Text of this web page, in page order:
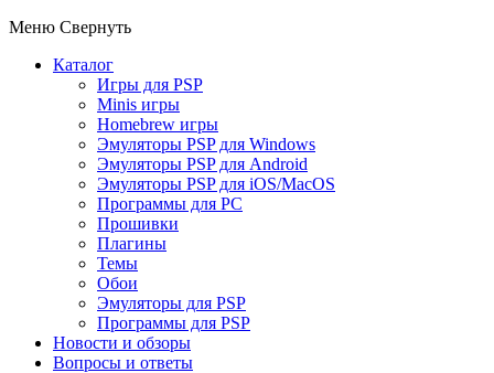
Меню Свернуть
Каталог
Игры для PSP
Minis игры
Homebrew игры
Эмуляторы PSP для Windows
Эмуляторы PSP для Android
Эмуляторы PSP для iOS/MacOS
Программы для PC
Прошивки
Плагины
Темы
Обои
Эмуляторы для PSP
Программы для PSP
Новости и обзоры
Вопросы и ответы